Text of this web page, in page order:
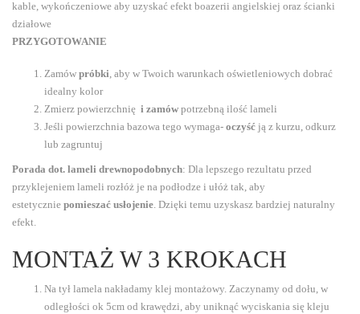
kable, wykończeniowe aby uzyskać efekt boazerii angielskiej oraz ścianki
działowe
PRZYGOTOWANIE
Zamów próbki, aby w Twoich warunkach oświetleniowych dobrać
idealny kolor
Zmierz powierzchnię i zamów potrzebną ilość lameli
Jeśli powierzchnia bazowa tego wymaga- oczyść ją z kurzu, odkurz
lub zagruntuj
Porada dot. lameli drewnopodobnych: Dla lepszego rezultatu przed
przyklejeniem lameli rozłóż je na podłodze i ułóż tak, aby
estetycznie pomieszać usłojenie. Dzięki temu uzyskasz bardziej naturalny
efekt.
MONTAŻ W 3 KROKACH
Na tył lamela nakładamy klej montażowy. Zaczynamy od dołu, w
odległości ok 5cm od krawędzi, aby uniknąć wyciskania się kleju